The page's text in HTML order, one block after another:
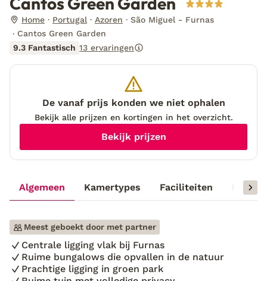
Home Portugal Azoren
São Miguel - Furnas
Cantos Green Garden
9.3 Fantastisch 13 ervaringen
Algemeen Kamertypes Faciliteiten
Meest geboekt door met partner
Centrale ligging vlak bij Furnas
Ruime bungalows die opvallen in de natuur
Prachtige ligging in groen park
De vanaf prijs konden we niet ophalen
Bekijk alle prijzen en kortingen in het overzicht.
Bekijk prijzen